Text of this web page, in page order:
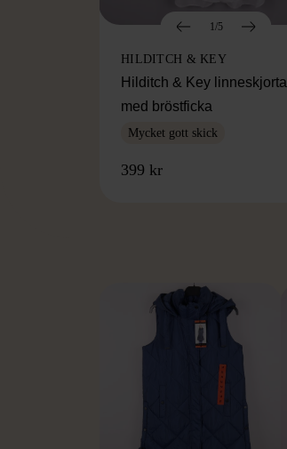
1/5
HILDITCH & KEY
Hilditch & Key linneskjorta
med bröstficka
Mycket gott skick
399 kr